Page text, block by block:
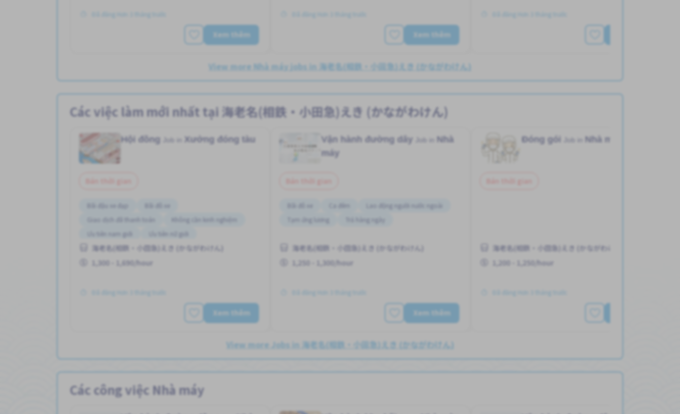
Đã đăng Hơn 3 tháng trước
Xem thêm
Đã đăng Hơn 3 tháng trước
Xem thêm
Đã đăng Hơn 3 tháng trước
View more Nhà máy jobs in 海老名(相鉄・小田急)えき (かながわけん)
Các việc làm mới nhất tại 海老名(相鉄・小田急)えき (かながわけん)
Hội đồng Xưởng đóng tàu
Bãi đậu xe đạp
Giao dịch đã thanh toán
Không cần kinh nghiệm
Ưu tiên nam giới
Ưu tiên nữ giới
海老名(相鉄・小田急)えき (かながわけん)
1,300 - 1,690/hour
Đã đăng Hơn 3 tháng trước
Xem thêm
Vận hành đường dây
Nhà
máy
Lao động người nước ngoài
Tạm ứng lương
Trả hàng ngày
海老名(相鉄・小田急)えき (かながわけん)
1,250 - 1,300/hour
Đã đăng Hơn 3 tháng trước
Xem thêm
Đóng gói Nhà máy
海老名(相鉄・小田急)えき (かながわけん)
1,200 - 1,250/hour
Đã đăng Hơn 3 tháng trước
View more Jobs in 海老名(相鉄・小田急)えき (かながわけん)
Các công việc Nhà máy